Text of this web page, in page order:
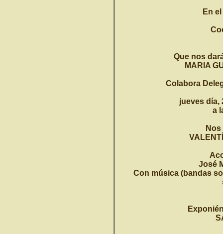
En
Que nos
MARIA
Colabora
jueves día,
a
José
Con música (bandas